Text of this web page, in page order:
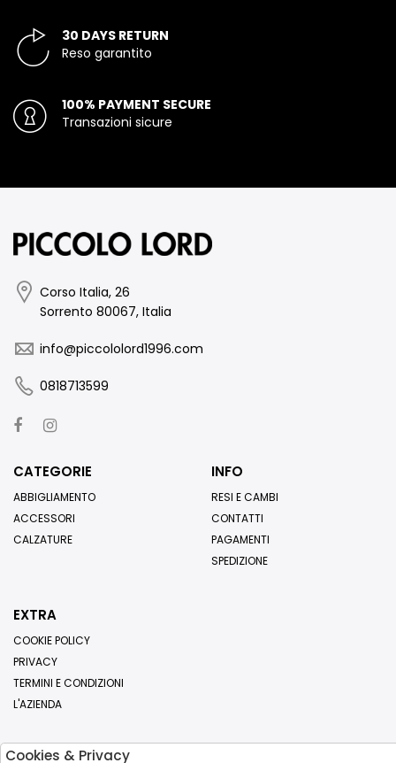
30 DAYS RETURN
Reso garantito
100% PAYMENT SECURE
Transazioni sicure
Corso Italia, 26
Sorrento 80067, Italia
info@piccololord1996.com
0818713599
CATEGORIE
ABBIGLIAMENTO
ACCESSORI
CALZATURE
INFO
RESI E CAMBI
CONTATTI
PAGAMENTI
SPEDIZIONE
EXTRA
COOKIE POLICY
PRIVACY
TERMINI E CONDIZIONI
L'AZIENDA
Cookies & Privacy